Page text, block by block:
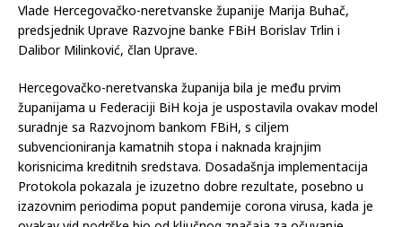
Vlade Hercegovačko-neretvanske županije Marija Buhač,
predsjednik Uprave Razvojne banke FBiH Borislav Trlin i
Dalibor Milinković, član Uprave.
Hercegovačko-neretvanska županija bila je među prvim
županijama u Federaciji BiH koja je uspostavila ovakav model
suradnje sa Razvojnom bankom FBiH, s ciljem
subvencioniranja kamatnih stopa i naknada krajnjim
korisnicima kreditnih sredstava. Dosadašnja implementacija
Protokola pokazala je izuzetno dobre rezultate, posebno u
izazovnim periodima poput pandemije corona virusa, kada je